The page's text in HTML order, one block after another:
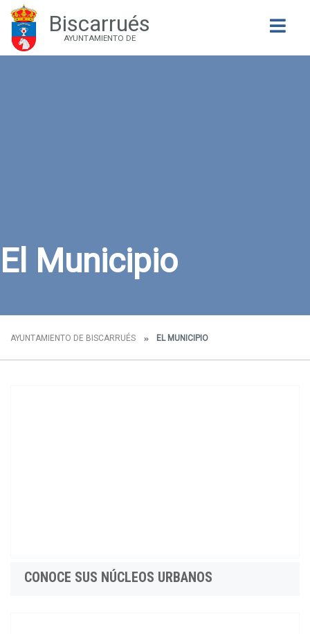
Biscarrués
AYUNTAMIENTO DE
El Municipio
AYUNTAMIENTO DE BISCARRUÉS EL MUNICIPIO
CONOCE SUS NÚCLEOS URBANOS